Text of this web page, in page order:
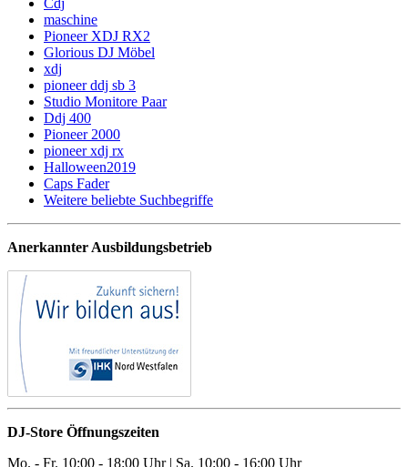
maschine
Pioneer XDJ RX2
Glorious DJ Möbel
xdj
pioneer ddj sb 3
Studio Monitore Paar
Ddj 400
Pioneer 2000
pioneer xdj rx
Halloween2019
Caps Fader
Weitere beliebte Suchbegriffe
Anerkannter Ausbildungsbetrieb
DJ-Store Öffnungszeiten
Mo. - Fr. 10:00 - 18:00 Uhr | Sa. 10:00 - 16:00 Uhr